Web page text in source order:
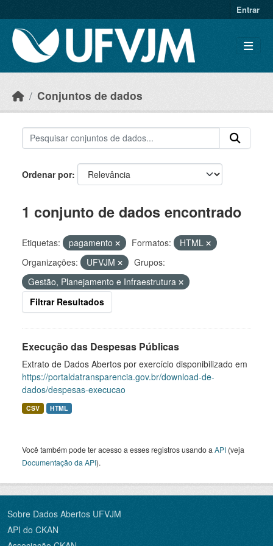
Entrar
Conjuntos de dados
Ordenar por
1 conjunto de dados encontrado
Etiquetas: pagamento Formatos:
HTML
Organizações:
UFVJM
Grupos:
Gestão, Planejamento e Infraestrutura
Filtrar Resultados
Execução das Despesas Públicas
Extrato de Dados Abertos por exercício disponibilizado em
https://portaldatransparencia.gov.br/download-de-
dados/despesas-execucao
CSV HTML
Você também pode ter acesso a esses registros usando a API (veja
Documentação da API).
Sobre Dados Abertos UFVJM
API do CKAN